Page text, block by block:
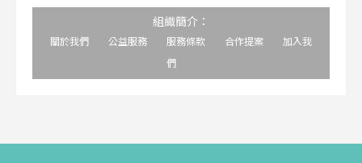
組織簡介：
關於我們 公益服務 服務條款 合作提案
加入我
們